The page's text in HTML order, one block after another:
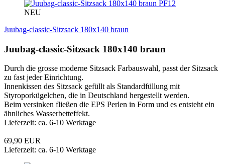
PF12
NEU
Juubag-classic-Sitzsack 180x140 braun
Juubag-classic-Sitzsack 180x140 braun
Durch die grosse moderne Sitzsack Farbauswahl, passt der Sitzsack
zu fast jeder Einrichtung.
Innenkissen des Sitzsack gefüllt als Standardfüllung mit
Styroporkügelchen, die in Deutschland hergestellt werden.
Beim versinken fließen die EPS Perlen in Form und es entsteht ein
ähnliches Wasserbetteffekt.
Lieferzeit: ca. 6-10 Werktage
69,90 EUR
Lieferzeit: ca. 6-10 Werktage